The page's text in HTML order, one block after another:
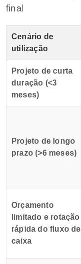
final
Cenário de
utilização
Projeto de curta
duração (<3
meses)
Projeto de longo
prazo (>6 meses)
Orçamento
limitado e rotação
rápida do fluxo de
caixa